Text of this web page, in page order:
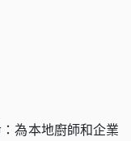
為本地廚師和企業